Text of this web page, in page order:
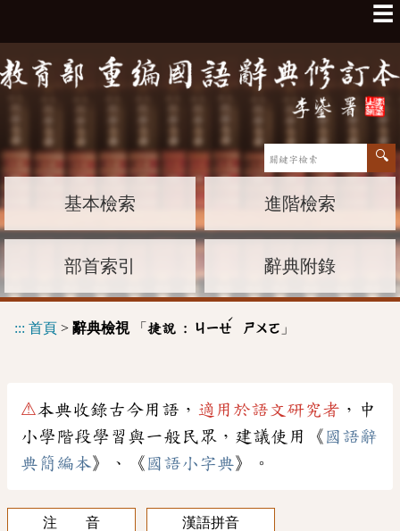
☰
基本檢索 進階檢索
部首索引 辭典附錄
::: 首頁 > 辭典檢視「 捷說 : ㄐㄧㄝ
ˊ
ㄕㄨㄛ 」
⚠本典收錄古今用語， 適用於語文研究者 ，中
小學階段學習與一般民眾，建議使用《 國語辭
典簡編本》、《 國語小字典》。
注 音
漢語拼音